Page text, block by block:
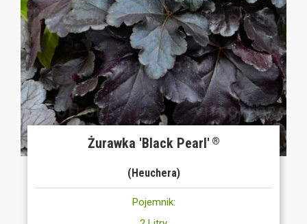
Żurawka 'Black Pearl' ®
(Heuchera)
Pojemnik: